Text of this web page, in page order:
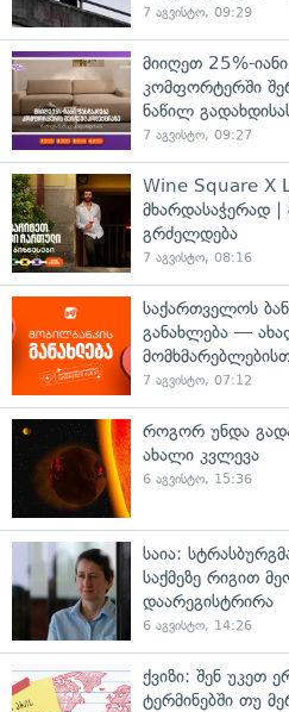
7 აგვისტო, 09:29
მიიღეთ 25%-
კომფორტერში
ნაწილ
7 აგვისტო, 09:27
Wine Square X
მხარდასაჭერად |
გრძელდება
7 აგვისტო, 08:16
საქართველოს
განახლება —
7 აგვისტო, 07:12
როგორ უნდა
ახალი კვლევა
6 აგვისტო, 15:36
საია:
საქმეზე რიგით
დაარეგისტრირა
6 აგვისტო, 14:26
ქვიზი: შენ უკეთ
ტერმინებში თუ